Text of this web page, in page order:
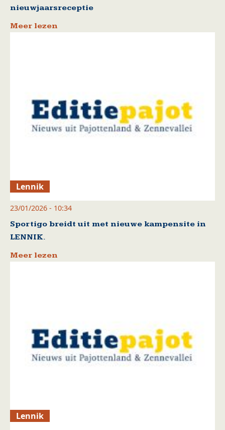
nieuwjaarsreceptie
Meer lezen
Lennik
23/01/2026 - 10:34
Sportigo breidt uit met nieuwe kampensite in
LENNIK.
Meer lezen
Lennik